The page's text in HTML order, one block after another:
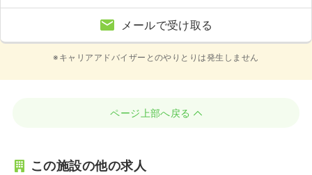
メールで受け取る
※キャリアアドバイザーとのやりとりは発生しません
ページ上部へ戻る
この施設の他の求人